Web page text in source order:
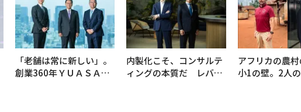
「老舗は常に新しい」。
創業360年ＹＵＡＳＡと
内製化こそ、コンサルテ
ィングの本質だ レバレ
アフリカの農村
小1の壁。2人